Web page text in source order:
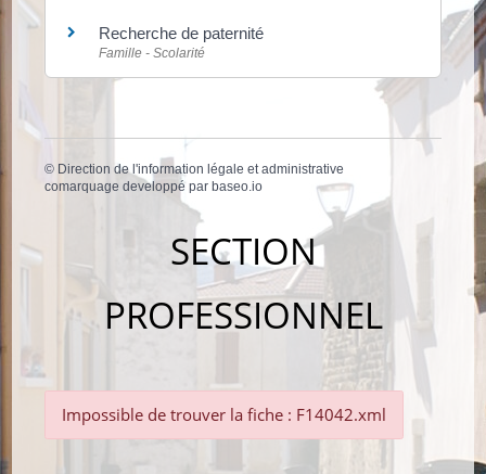
Recherche de paternité
Famille - Scolarité
© Direction de l'information légale et administrative
comarquage developpé parbaseo.io
SECTION
PROFESSIONNEL
Impossible de trouver la fiche : F14042.xml